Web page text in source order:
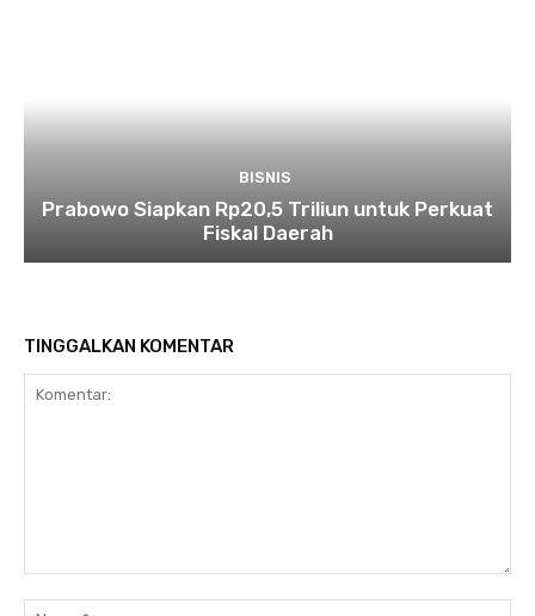
BISNIS
Prabowo Siapkan Rp20,5 Triliun untuk Perkuat
Fiskal Daerah
TINGGALKAN KOMENTAR